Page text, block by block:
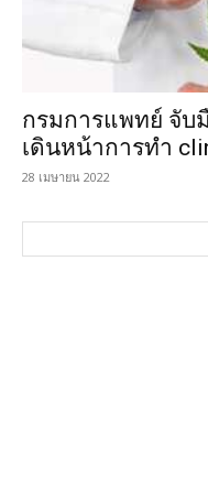
กรมการแพทย์ จับ
เดินหน้าการทำ
28 เมษายน 2022